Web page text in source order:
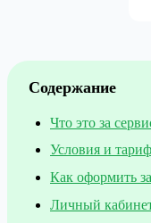
Содержание
Что это за
Условия и
Как оформить
Личный